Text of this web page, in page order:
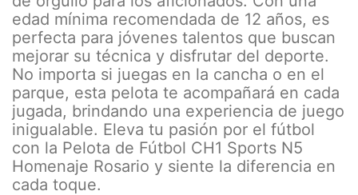
edad mínima recomendada de 12 años, es
perfecta para jóvenes talentos que buscan
mejorar su técnica y disfrutar del deporte.
No importa si juegas en la cancha o en el
parque, esta pelota te acompañará en cada
jugada, brindando una experiencia de juego
inigualable. Eleva tu pasión por el fútbol
con la Pelota de Fútbol CH1 Sports N5
Homenaje Rosario y siente la diferencia en
cada toque.